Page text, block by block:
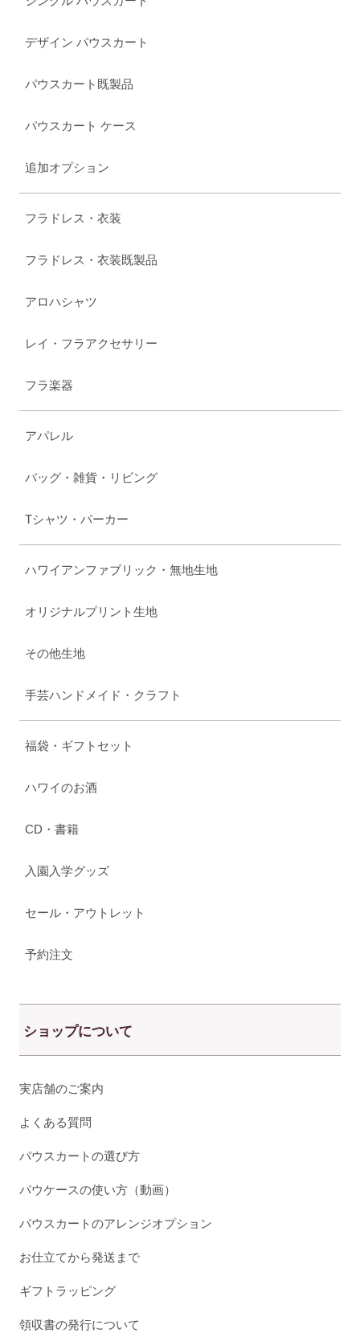
デザイン パウスカート
パウスカート既製品
パウスカート ケース
追加オプション
フラドレス・衣装
フラドレス・衣装既製品
アロハシャツ
レイ・フラアクセサリー
フラ楽器
アパレル
バッグ・雑貨・リビング
Tシャツ・パーカー
ハワイアンファブリック・無地生地
オリジナルプリント生地
その他生地
手芸ハンドメイド・クラフト
福袋・ギフトセット
ハワイのお酒
CD・書籍
入園入学グッズ
セール・アウトレット
予約注文
ショップについて
実店舗のご案内
よくある質問
パウスカートの選び方
パウケースの使い方（動画）
パウスカートのアレンジオプション
お仕立てから発送まで
ギフトラッピング
領収書の発行について